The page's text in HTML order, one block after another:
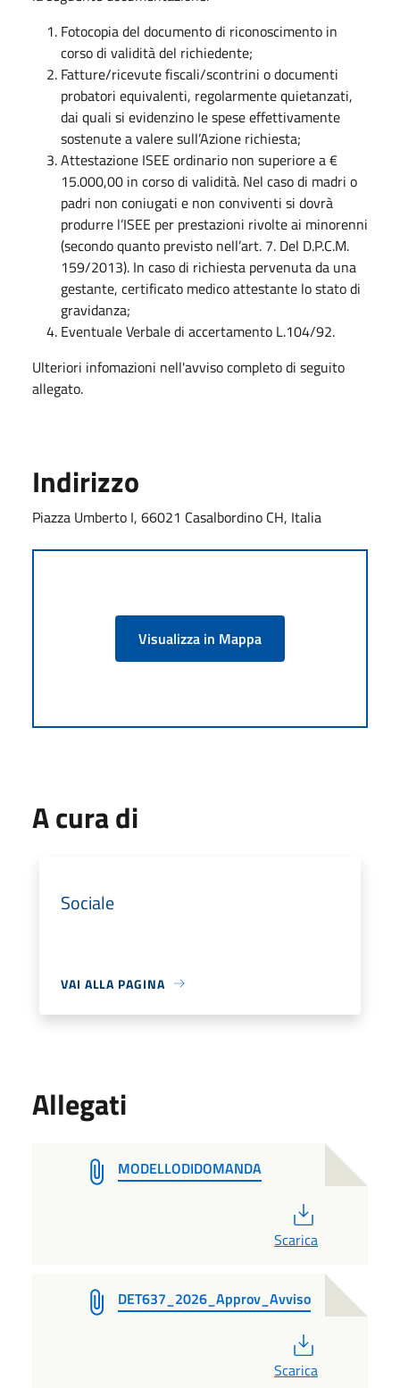
Fotocopia del documento di riconoscimento in
corso di validità del richiedente;
Fatture/ricevute fiscali/scontrini o documenti
probatori equivalenti, regolarmente quietanzati,
dai quali si evidenzino le spese effettivamente
sostenute a valere sull’Azione richiesta;
Attestazione ISEE ordinario non superiore a €
15.000,00 in corso di validità. Nel caso di madri o
padri non coniugati e non conviventi si dovrà
produrre l’ISEE per prestazioni rivolte ai minorenni
(secondo quanto previsto nell’art. 7. Del D.P.C.M.
159/2013). In caso di richiesta pervenuta da una
gestante, certificato medico attestante lo stato di
gravidanza;
Eventuale Verbale di accertamento L.104/92.
Ulteriori infomazioni nell'avviso completo di seguito
allegato.
Indirizzo
Piazza Umberto I, 66021 Casalbordino CH, Italia
Visualizza in Mappa
A cura di
Sociale
VAI ALLA PAGINA
Allegati
MODELLODIDOMANDA
Scarica
DET637_2026_Approv_Avviso
Scarica